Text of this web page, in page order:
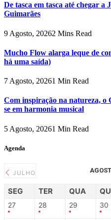
De tasca em tasca até chegar a
Guimarães
9 Agosto, 20262 Mins Read
Mucho Flow alarga leque de
há uma saída)
7 Agosto, 20261 Min Read
Com inspiração na natureza, o
se em harmonia musical
5 Agosto, 20261 Min Read
Agenda
JULHO
SEG TER QUA
27 28 29 30